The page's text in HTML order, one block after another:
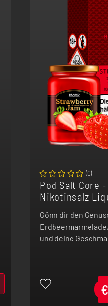
€
(0)
Pod Salt Core
Nikotinsalz
Gönn dir den
und deine